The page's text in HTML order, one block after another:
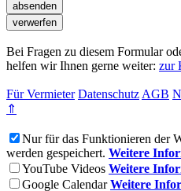
Bei Fragen zu diesem Formular
helfen wir Ihnen gerne weiter: zur
Für Vermieter Datenschutz AGB
⇑
Nur für das Funktionieren der
werden gespeichert. Weitere
YouTube Videos Weitere
Google Calendar Weitere